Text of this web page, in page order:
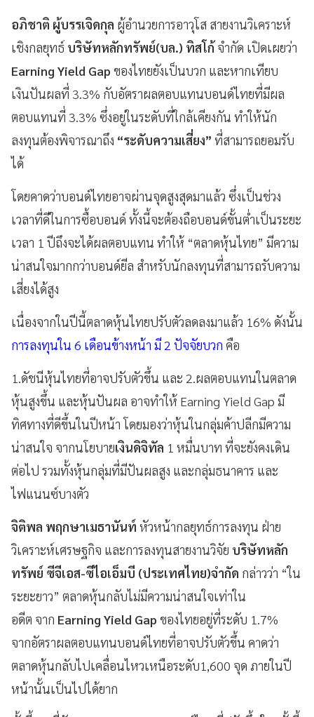
อภิชาติ ผู้บรรเจิดกุล ผู้อำนวยการอาวุโส สายงานวิเคราะห์
เชิงกลยุทธ์ บริษัทหลักทรัพย์(บล.) ทิสโก้จำกัด เปิดเผยว่า
Earning Yield Gap ของไทยยังเป็นบวก และหากเทียบ
เงินปันผลที่ 3.3% กับอัตราผลตอบแทนบอนด์ไทยที่มีผล
ตอบแทนที่ 3.3% ซึ่งอยู่ในระดับที่ใกล้เคียงกัน ทำให้นัก
ลงทุนต้องพิจารณาถึง “ระดับความเสี่ยง” ที่สามารถยอมรับ
ได้
โดยคาดว่าบอนด์ไทยอาจผ่านจุดสูงสุดมาแล้ว ซึ่งเป็นช่วง
เวลาที่ดีในการซื้อบอนด์ ทั้งนี้จะต้องถือบอนด์ขั้นต่ำเป็นระยะ
เวลา 1 ปีถึงจะได้ผลตอบแทน ทำให้ “ตลาดหุ้นไทย” มีความ
น่าสนใจมากกว่าบอนด์ยีล สำหรับนักลงทุนที่สามารถรับความ
เสี่ยงได้สูง
เนื่องจากในปีนี้ตลาดหุ้นไทยปรับตัวลดลงมาแล้ว 16% ดังนั้น
การลงทุนใน 6 เดือนข้างหน้า มี 2 ปัจจัยบวก คือ
1.ดัชนีหุ้นไทยที่อาจปรับตัวขึ้น และ 2.ผลตอบแทนในตลาด
หุ้นสูงขึ้น และหุ้นปันผล อาจทำให้ Earning Yield Gap มี
ทิศทางที่ดีขึ้นในปีหน้า โดยมองว่าหุ้นในกลุ่มค้าปลีกมีความ
น่าสนใจ จากนโยบายเงินดิจิทัล 1 หมื่นบาท ที่จะยังคงเดิน
ต่อไป รวมทั้งหุ้นกลุ่มที่มีปันผลสูง และกลุ่มธนาคาร และ
ไฟแนนซ์บางตัว
จิติพล พฤกษาเมธานันท์ หัวหน้ากลยุทธ์การลงทุน ฝ่าย
วิเคราะห์เศรษฐกิจ และการลงทุนสายงานวิจัย บริษัทหลัก
ทรัพย์ ซีจีเอส-ซีไอเอ็มบี (ประเทศไทย)จำกัด กล่าวว่า “ใน
ระยะยาว” ตลาดหุ้นกลับไม่มีความน่าสนใจเท่าใน
อดีต จาก Earning Yield Gap ของไทยอยู่ที่ระดับ 1.7%
จากอัตราผลตอบแทนบอนด์ไทยที่อาจปรับตัวขึ้น คาดว่า
ตลาดหุ้นกลับไปเคลื่อนไหวเหนือระดับ1,600 จุด ภายในปี
หน้านั้นเป็นไปได้ยาก